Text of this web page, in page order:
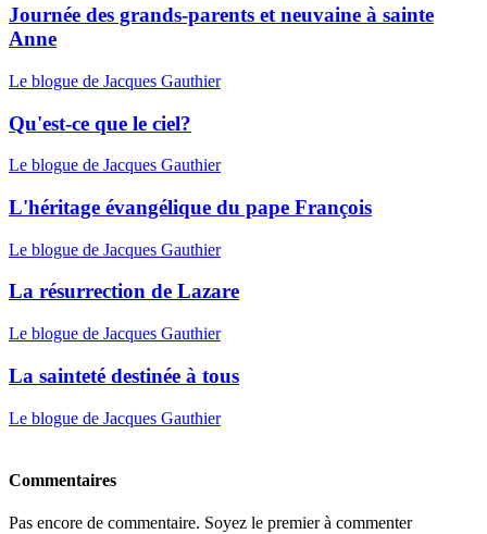
Journée des grands-parents et neuvaine à sainte
Anne
Le blogue de Jacques Gauthier
Qu'est-ce que le ciel?
Le blogue de Jacques Gauthier
L'héritage évangélique du pape François
Le blogue de Jacques Gauthier
La résurrection de Lazare
Le blogue de Jacques Gauthier
La sainteté destinée à tous
Le blogue de Jacques Gauthier
Commentaires
Pas encore de commentaire. Soyez le premier à commenter